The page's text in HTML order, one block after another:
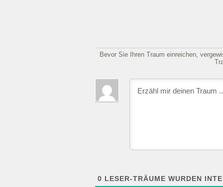
Bevor Sie Ihren Traum einreichen,
0 LESER-TRÄUME WURDEN